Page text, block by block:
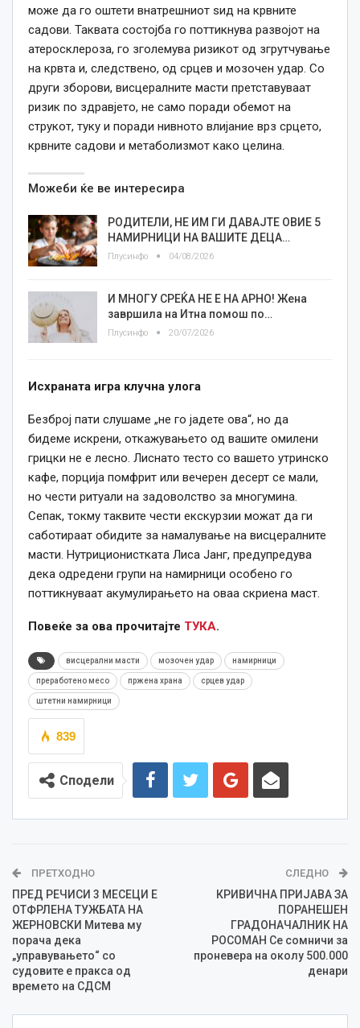
може да го оштети внатрешниот ѕид на крвните
садови. Таквата состојба го поттикнува развојот на
атеросклероза, го зголемува ризикот од згрутчување
на крвта и, следствено, од срцев и мозочен удар. Со
други зборови, висцералните масти претставуваат
ризик по здравјето, не само поради обемот на
струкот, туку и поради нивното влијание врз срцето,
крвните садови и метаболизмот како целина.
Можеби ќе ве интересира
РОДИТЕЛИ, НЕ ИМ ГИ ДАВАЈТЕ ОВИЕ 5
НАМИРНИЦИ НА ВАШИТЕ ДЕЦА…
Плусинфо 04/08/2026
И МНОГУ СРЕЌА НЕ Е НА АРНО! Жена
завршила на Итна помош по…
Плусинфо 20/07/2026
Исхраната игра клучна улога
Безброј пати слушаме „не го јадете ова“, но да
бидеме искрени, откажувањето од вашите омилени
грицки не е лесно. Лиснато тесто со вашето утринско
кафе, порција помфрит или вечерен десерт се мали,
но чести ритуали на задоволство за многумина.
Сепак, токму таквите чести екскурзии можат да ги
саботираат обидите за намалување на висцералните
масти. Нутриционистката Лиса Јанг, предупредува
дека одредени групи на намирници особено го
поттикнуваат акумулирањето на оваа скриена маст.
Повеќе за ова прочитајте ТУКА.
висцерални масти мозочен удар намирници
преработено месо пржена храна срцев удар
штетни намирници
839
Сподели
ПРЕТХОДНО
ПРЕД РЕЧИСИ 3 МЕСЕЦИ Е
ОТФРЛЕНА ТУЖБАТА НА
ЖЕРНОВСКИ Митева му
порача дека
„управувањето“ со
судовите е пракса од
времето на СДСМ
СЛЕДНО
КРИВИЧНА ПРИЈАВА ЗА
ПОРАНЕШЕН
ГРАДОНАЧАЛНИК НА
РОСОМАН Се сомничи за
проневера на околу 500.000
денари